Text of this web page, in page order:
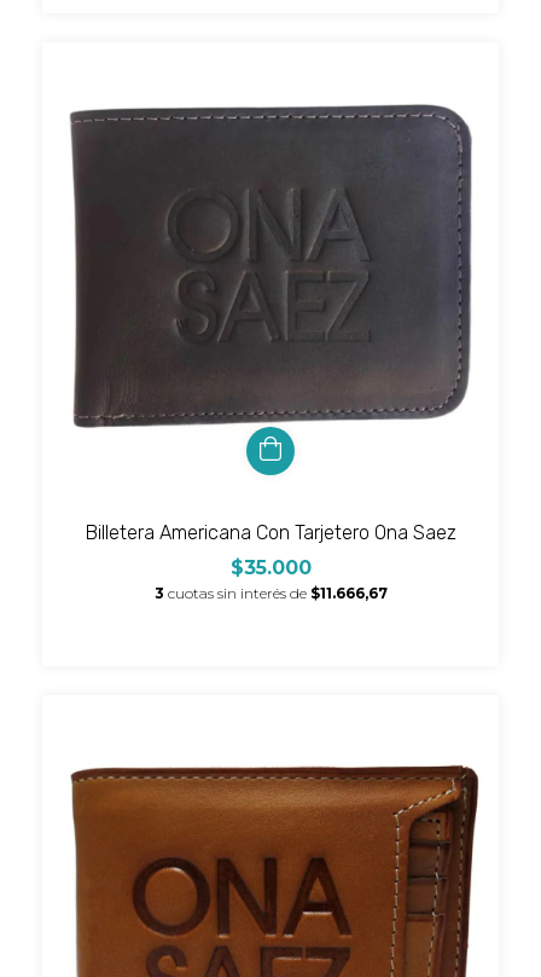
Billetera Americana Con Tarjetero Ona Saez
$35.000
3 cuotas sin interés de $11.666,67